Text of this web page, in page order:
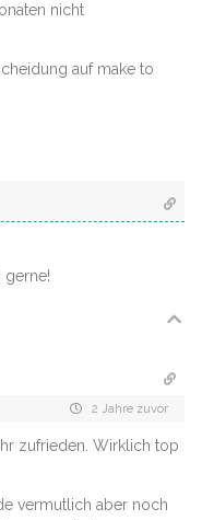
nicht
auf make to
gerne!
2 Jahre zuvor
zufrieden. Wirklich top
vermutlich aber noch